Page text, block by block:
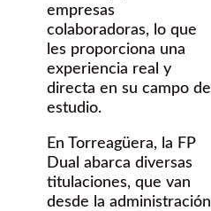
empresas
colaboradoras, lo que
les proporciona una
experiencia real y
directa en su campo de
estudio.
En Torreagüera, la FP
Dual abarca diversas
titulaciones, que van
desde la administración